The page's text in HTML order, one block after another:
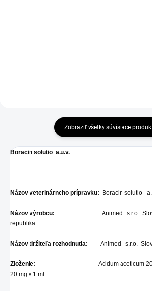
Zobraziť všetky súvisiace
Boracin solutio a.u.v.
Názov veterinárneho prípravku: Boracin solutio
Názov výrobcu: Animed s.r.o.
republika
Názov držiteľa rozhodnutia: Animed s.r.o.
Zloženie: Acidum aceticum 20 mg,
20 mg v 1 ml